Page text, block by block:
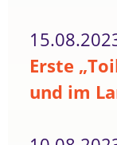
Erste
und im